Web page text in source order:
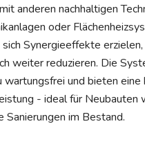
anderen nachhaltigen
oder
Synergieeffekte
weiter reduzieren. Die
wartungsfrei und bieten
- ideal für Neubauten
Sanierungen im Bestand.